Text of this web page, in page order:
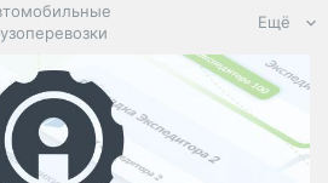
ИТ в
Ещё